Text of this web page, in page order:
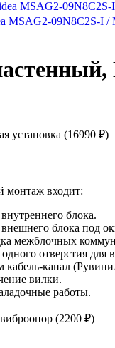
MSAG2-09N8C2S-I /
установка (16990 ₽)
монтаж входит:
блока.
блока под
межблочных
отверстия
канал
вилки.
работы.
(2200 ₽)